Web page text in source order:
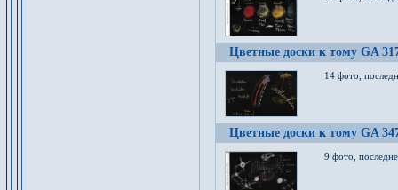
Цветные доски к тому GA
14 фото,
Цветные доски к тому GA
9 фото,